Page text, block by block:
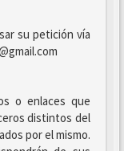
su petición vía
o enlaces que
distintos del
por el mismo.